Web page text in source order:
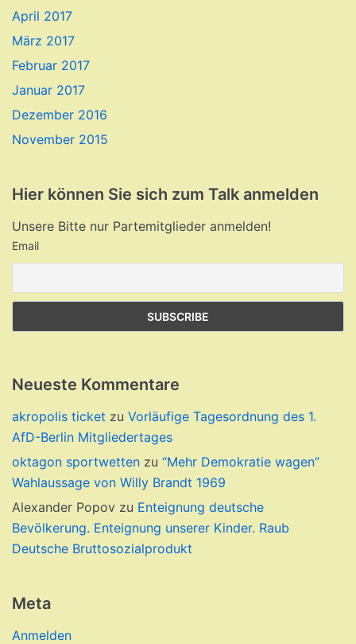
April 2017
März 2017
Februar 2017
Januar 2017
Dezember 2016
November 2015
Hier können Sie sich zum Talk anmelden
Unsere Bitte nur Partemitglieder anmelden!
Email
Neueste Kommentare
akropolis ticket zu Vorläufige Tagesordnung des 1.
AfD-Berlin Mitgliedertages
oktagon sportwetten zu “Mehr Demokratie wagen”
Wahlaussage von Willy Brandt 1969
Alexander Popov zu Enteignung deutsche
Bevölkerung. Enteignung unserer Kinder. Raub
Deutsche Bruttosozialprodukt
Meta
Anmelden